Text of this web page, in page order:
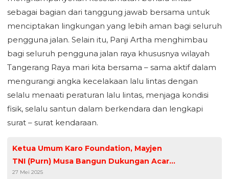
sebagai bagian dari tanggung jawab bersama untuk
menciptakan lingkungan yang lebih aman bagi seluruh
pengguna jalan. Selain itu, Panji Artha menghimbau
bagi seluruh pengguna jalan raya khususnya wilayah
Tangerang Raya mari kita bersama – sama aktif dalam
mengurangi angka kecelakaan lalu lintas dengan
selalu menaati peraturan lalu lintas, menjaga kondisi
fisik, selalu santun dalam berkendara dan lengkapi
surat – surat kendaraan.
Ketua Umum Karo Foundation, Mayjen
TNI (Purn) Musa Bangun Dukungan Acara
Pagelaran Budaya Karo di Banten
27 Mei 2025